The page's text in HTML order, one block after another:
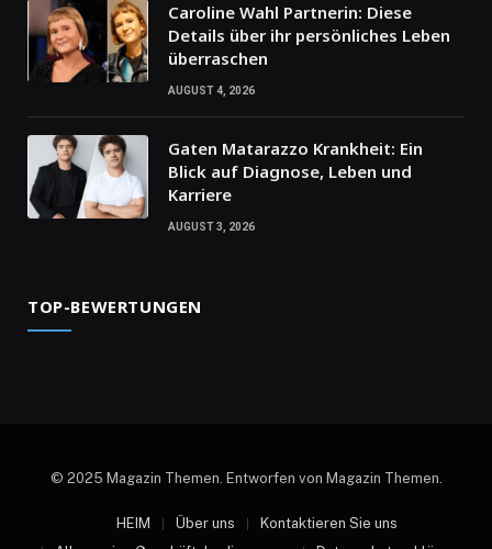
Caroline Wahl Partnerin: Diese
Details über ihr persönliches Leben
überraschen
AUGUST 4, 2026
Gaten Matarazzo Krankheit: Ein
Blick auf Diagnose, Leben und
Karriere
AUGUST 3, 2026
TOP-BEWERTUNGEN
© 2025 Magazin Themen. Entworfen von Magazin Themen.
HEIM Über uns
Kontaktieren Sie uns